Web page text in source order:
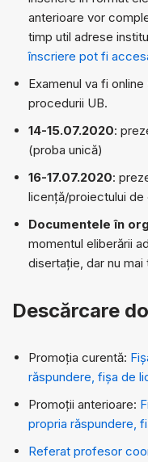
anterioare vor
timp util adrese
înscriere pot fi
Examenul va fi
procedurii UB.
14-15.07.2020:
(proba unică)
16-17.07.2020:
licență/proiectului de
Documentele în
momentul eliberării
disertație, dar nu mai
Descărcare
Promoția curentă:
răspundere, fișa de
Promoții anterioare:
propria răspundere,
Referat profesor